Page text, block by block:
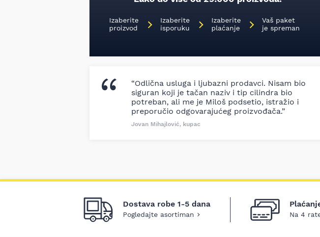
Izaberite
proizvod
Izaberite
isporuku
Izaberite
plaćanje
Vaš paket
je spreman
“Odlična usluga i ljubazni prodavci. Nisam bio
siguran koji je tačan naziv i tip cilindra bio
potreban, ali me je Miloš podsetio, istražio i
preporučio odgovarajućeg proizvođača.”
Jovan Mihajlović, kupac
Dostava robe 1-5 dana
Pogledajte asortiman Na 4